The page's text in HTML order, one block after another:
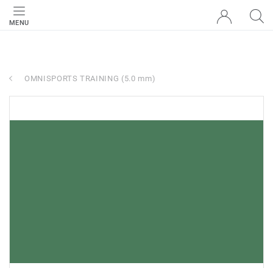
MENU
OMNISPORTS TRAINING (5.0 mm)